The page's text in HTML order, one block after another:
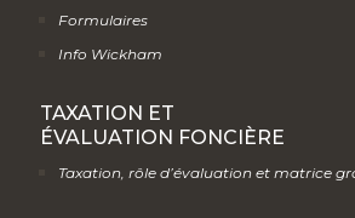
Formulaires
Info Wickham
TAXATION ET
ÉVALUATION FONCIÈRE
Taxation, rôle d’évaluation et matrice